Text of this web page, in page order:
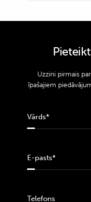
Uzzini pirmais
īpašajiem